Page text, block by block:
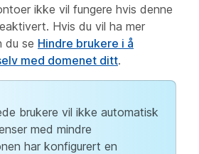
ikke vil fungere hvis denne
Hvis du vil ha mer
du se Hindre brukere i å
med domenet ditt.
brukere vil ikke automatisk
med mindre
har konfigurert en